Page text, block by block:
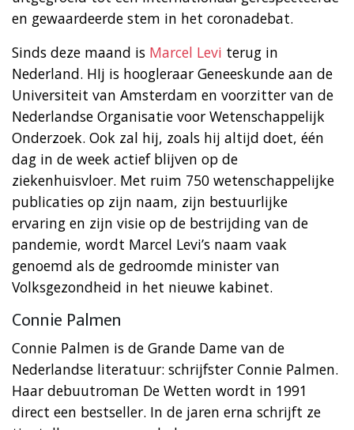
en gewaardeerde stem in het coronadebat.
Sinds deze maand is Marcel Levi terug in
Nederland. HIj is hoogleraar Geneeskunde aan de
Universiteit van Amsterdam en voorzitter van de
Nederlandse Organisatie voor Wetenschappelijk
Onderzoek. Ook zal hij, zoals hij altijd doet, één
dag in de week actief blijven op de
ziekenhuisvloer. Met ruim 750 wetenschappelijke
publicaties op zijn naam, zijn bestuurlijke
ervaring en zijn visie op de bestrijding van de
pandemie, wordt Marcel Levi’s naam vaak
genoemd als de gedroomde minister van
Volksgezondheid in het nieuwe kabinet.
Connie Palmen
Connie Palmen is de Grande Dame van de
Nederlandse literatuur: schrijfster Connie Palmen.
Haar debuutroman De Wetten wordt in 1991
direct een bestseller. In de jaren erna schrijft ze